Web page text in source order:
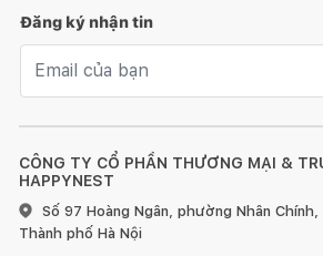
CÔNG TY CỔ PHẦN THƯƠNG MẠI &
HAPPYNEST
Số 97 Hoàng Ngân, phường Nhân Chính,
Thành phố Hà Nội
Đăng ký nhận tin